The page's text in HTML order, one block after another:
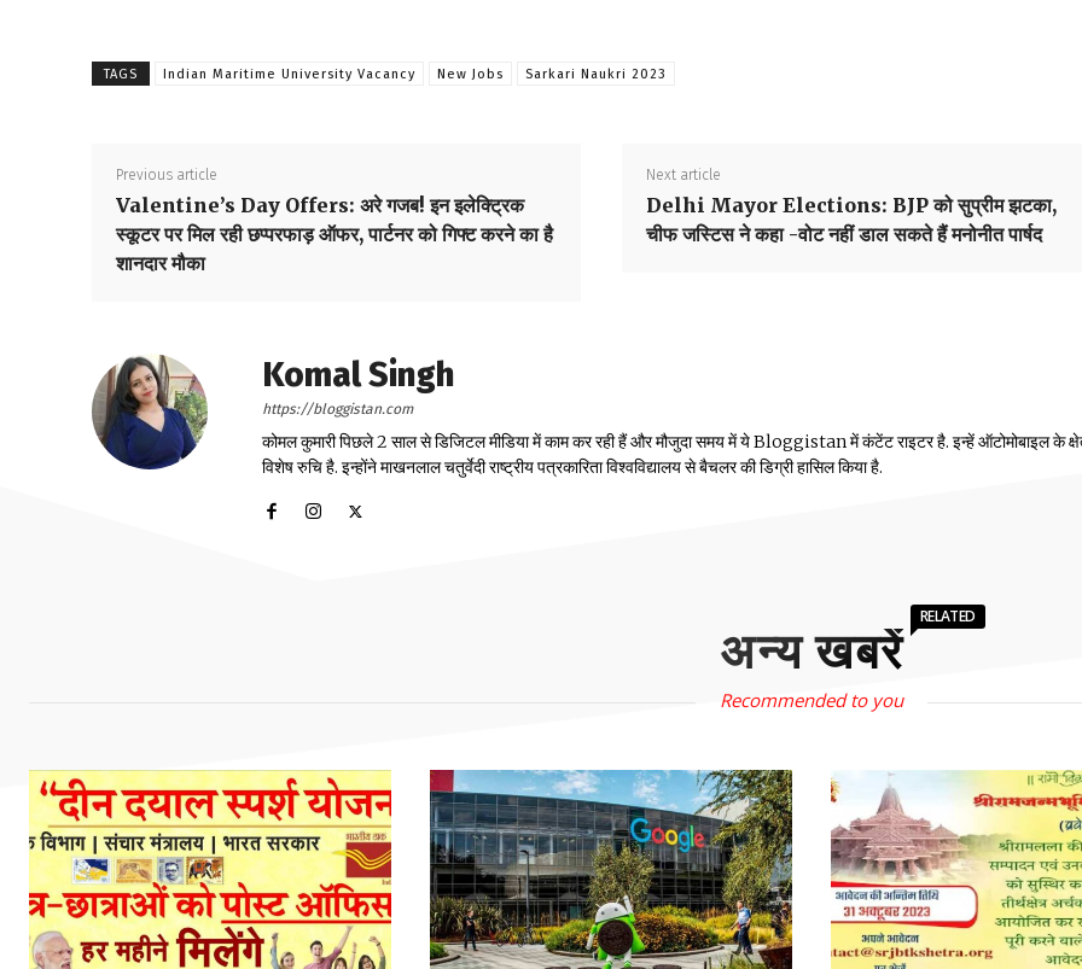
TAGS Indian Maritime University Vacancy New Jobs Sarkari Naukri 2023
Previous article
Valentine’s Day Offers: अरे गजब! इन इलेक्ट्रिक
स्कूटर पर मिल रही छप्परफाड़ ऑफर, पार्टनर को गिफ्ट करने का है
शानदार मौका
Next article
Delhi Mayor Elections: BJP को सुप्रीम झटका,
चीफ जस्टिस ने कहा -वोट नहीं डाल सकते हैं मनोनीत पार्षद
Komal Singh
https://bloggistan.com
कोमल कुमारी पिछले 2 साल से डिजिटल मीडिया में काम कर रही हैं और मौजुदा समय में ये Bloggistan में कंटेंट राइटर है. इन्हें ऑटोमोबाइल के
विशेष रुचि है. इन्होंने माखनलाल चतुर्वेदी राष्ट्रीय पत्रकारिता विश्वविद्यालय से बैचलर की डिग्री हासिल किया है.
अन्य खबरें
RELATED
Recommended to you